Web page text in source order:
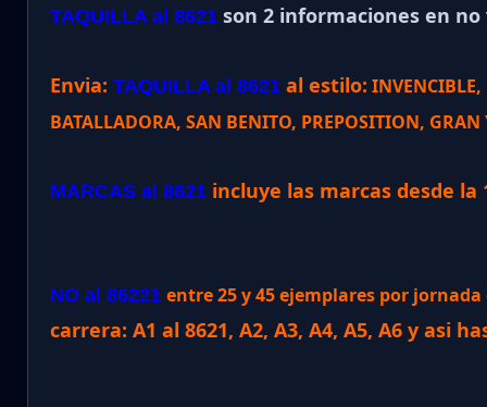
TAQUILLA al 8621 son 2 informaciones en no
Envia: TAQUILLA al 8621 al estilo: INVENCIBLE,
BATALLADORA, SAN BENITO, PREPOSITION,
MARCAS al 8621 incluye las marcas desde
NO al 86221 entre 25 y 45 ejemplares por
carrera: A1 al 8621, A2, A3, A4, A5, A6 y asi